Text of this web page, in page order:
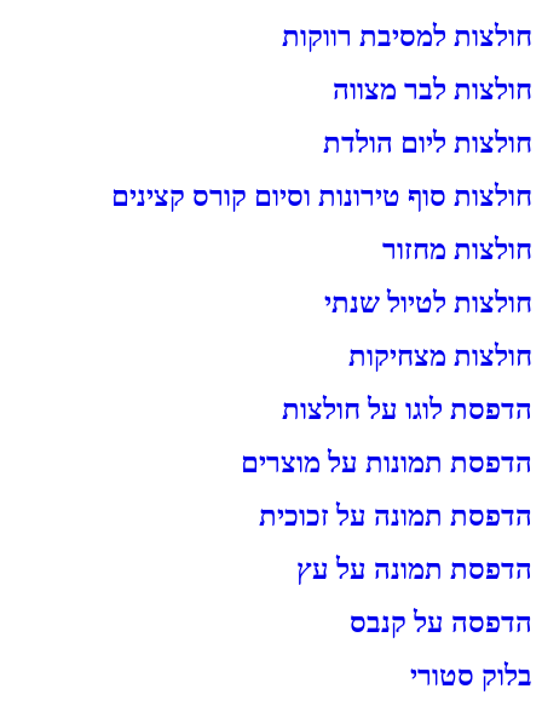
חולצות למסיבת רווקות
חולצות לבר מצווה
חולצות ליום הולדת
חולצות סוף טירונות וסיום קורס קצינים
חולצות מחזור
חולצות לטיול שנתי
חולצות מצחיקות
הדפסת לוגו על חולצות
הדפסת תמונות על מוצרים
הדפסת תמונה על זכוכית
הדפסת תמונה על עץ
הדפסה על קנבס
בלוק סטורי